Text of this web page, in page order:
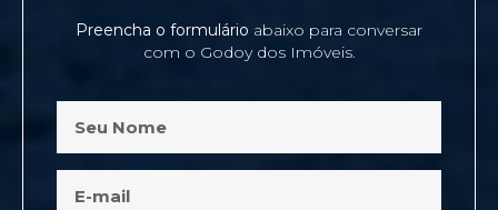
Preencha o formulário abaixo para conversar
com o Godoy dos Imóveis.